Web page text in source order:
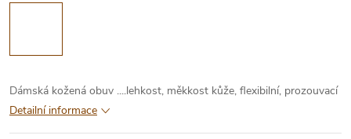
Dámská kožená obuv ....lehkost, měkkost kůže, flexibilní, prozouvací
Detailní informace